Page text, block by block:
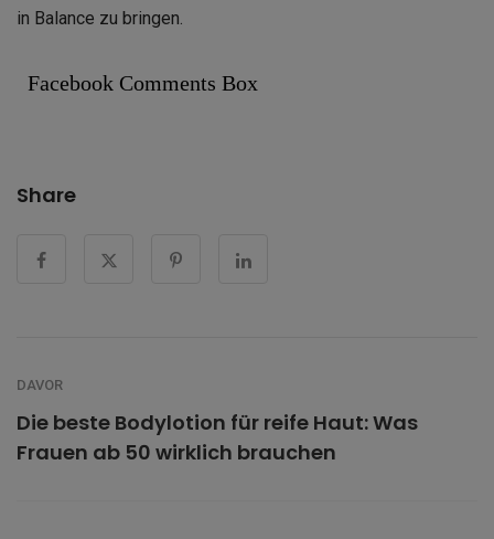
in Balance zu bringen.
Facebook Comments Box
Share
DAVOR
Die beste Bodylotion für reife Haut: Was
Frauen ab 50 wirklich brauchen